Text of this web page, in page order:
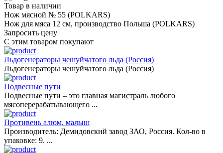
Товар в наличии
Нож мясной № 55 (POLKARS)
Нож для мяса 12 cм, производство Польша (POLKARS)
Запросить цену
С этим товаром покупают
Льдогенераторы чешуйчатого льда (Россия)
Льдогенераторы чешуйчатого льда (Россия)
Подвесные пути
Подвесные пути – это главная магистраль любого
мясоперерабатывающего ...
Противень алюм. малыш
Производитель: Демидовский завод ЗАО, Россия. Кол-во в
упаковке: 9. ...